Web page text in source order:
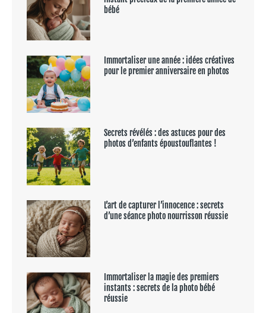
bébé
Immortaliser une année : idées créatives
pour le premier anniversaire en photos
Secrets révélés : des astuces pour des
photos d’enfants époustouflantes !
L’art de capturer l’innocence : secrets
d’une séance photo nourrisson réussie
Immortaliser la magie des premiers
instants : secrets de la photo bébé
réussie